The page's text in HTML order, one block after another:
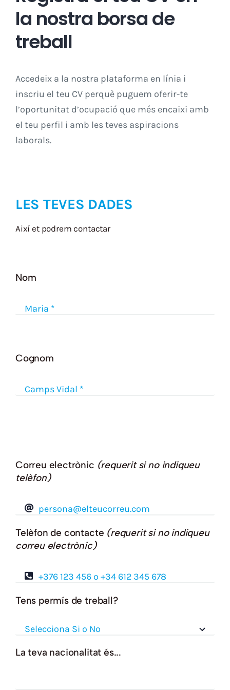
la nostra borsa de
treball
Accedeix a la nostra plataforma en línia i
inscriu el teu CV perquè puguem oferir-te
l’oportunitat d’ocupació que més encaixi amb
el teu perfil i amb les teves aspiracions
laborals.
LES TEVES DADES
Així et podrem contactar
Nom
Cognom
Correu electrònic (requerit si no indiqueu
telèfon)
Telèfon de contacte (requerit si no indiqueu
correu electrònic)
Tens permís de treball?
La teva nacionalitat és...